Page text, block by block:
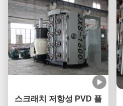
스크래치 저항성 PVD 플